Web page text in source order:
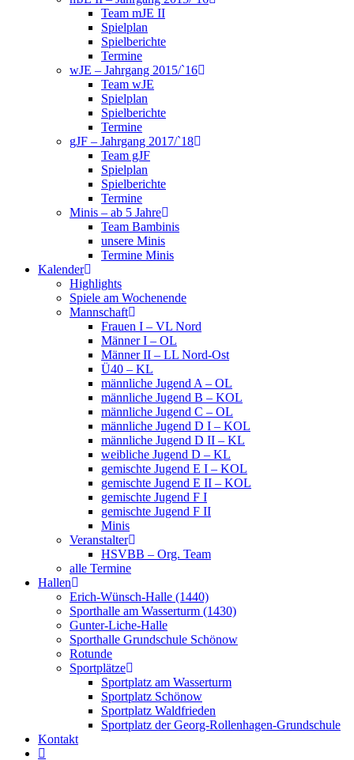
Team mJE II
Spielplan
Spielberichte
Termine
wJE – Jahrgang 2015/`16
Team wJE
Spielplan
Spielberichte
Termine
gJF – Jahrgang 2017/`18
Team gJF
Spielplan
Spielberichte
Termine
Minis – ab 5 Jahre
Team Bambinis
unsere Minis
Termine Minis
Kalender
Highlights
Spiele am Wochenende
Mannschaft
Frauen I – VL Nord
Männer I – OL
Männer II – LL Nord-Ost
Ü40 – KL
männliche Jugend A – OL
männliche Jugend B – KOL
männliche Jugend C – OL
männliche Jugend D I – KOL
männliche Jugend D II – KL
weibliche Jugend D – KL
gemischte Jugend E I – KOL
gemischte Jugend E II – KOL
gemischte Jugend F I
gemischte Jugend F II
Minis
Veranstalter
HSVBB – Org. Team
alle Termine
Hallen
Erich-Wünsch-Halle (1440)
Sporthalle am Wasserturm (1430)
Gunter-Liche-Halle
Sporthalle Grundschule Schönow
Rotunde
Sportplätze
Sportplatz am Wasserturm
Sportplatz Schönow
Sportplatz Waldfrieden
Sportplatz der Georg-Rollenhagen-Grundschule
Kontakt
Website-